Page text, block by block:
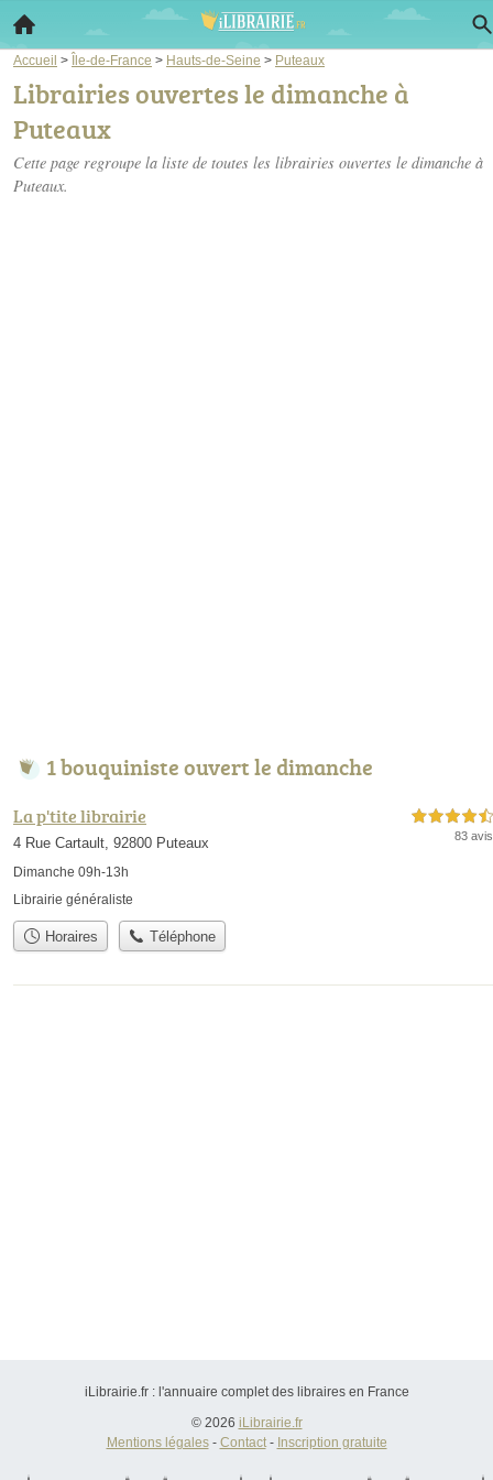
Accueil > Île-de-France > Hauts-de-Seine > Puteaux
Librairies ouvertes le dimanche à
Puteaux
Cette page regroupe la liste de toutes les librairies ouvertes le dimanche à
Puteaux.
1 bouquiniste ouvert le dimanche
La p'tite librairie
4 Rue Cartault, 92800 Puteaux
Dimanche 09h-13h
4,5 étoiles sur 5
83 avis
Librairie généraliste
Horaires Téléphone
iLibrairie.fr : l'annuaire complet des libraires en France
© 2026 iLibrairie.fr
Mentions légales- Contact- Inscription gratuite